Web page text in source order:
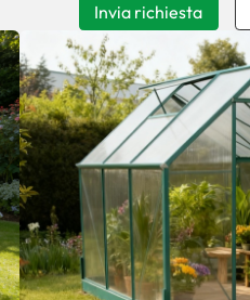
Invia richiesta